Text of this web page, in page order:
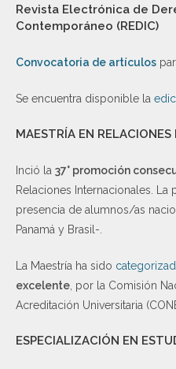
Revista Electrónica de
Contemporáneo (REDIC)
Convocatoria de artículos
Se encuentra disponible la
MAESTRÍA EN
Inció la 37° promoción
Relaciones Internacionales.
presencia de alumnos/as
Panamá y Brasil-.
La Maestría ha sido
excelente , por la Comisión
Acreditación Universitaria
ESPECIALIZACIÓN EN